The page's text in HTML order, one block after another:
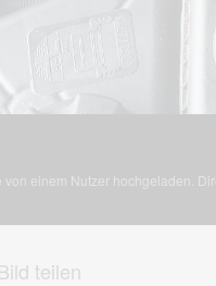
einem Nutzer hochgeladen.
teilen